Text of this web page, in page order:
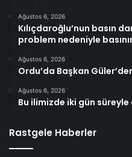
Ağustos 6, 2026
Kılıçdaroğlu’nun basın
problem nedeniyle
Ağustos 6, 2026
Ordu’da Başkan
Ağustos 6, 2026
Bu ilimizde iki gün
Rastgele Haberler